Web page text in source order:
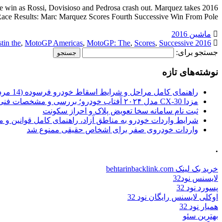
win as Rossi, Dovisioso and Pedrosa crash out. Marquez takes
Results: Marc Marquez Scores Fourth Successive Win From Pole […]
ماشین 2016
2016 Americas
the, MotoGP Americas, MotoGP: The, Scores, Successive
جستجو برای:
نوشته‌های تازه
راهنمای کامل مراحل و شرایط اسقاط خودرو فرسوده (14 مرداد 1405)
مزدا CX-30 مدل ۲۰۲۴ آفتاب خودرو؛ بررسی و مشخصات فنی
ثبت نام سامانه سخا تعویض پلاک و احراز سکونت
شرایط واردات خودرو به مناطق آزاد، راهنمای کامل قوانین و
واردات خودروی صفر برای اشخاص حقیقی ممنوع شد
.
خرید بک لینک behtarinbacklink.com
لایسنس نود32
پسورد نود 32
اوکلی لایسنس رایگان نود 32
همیار نود 32
بهترین سئو